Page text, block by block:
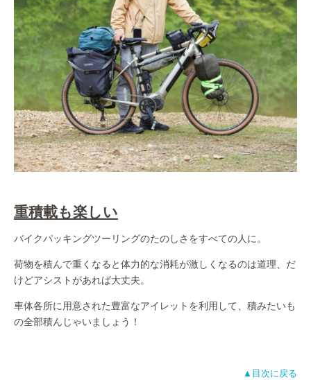
重積載も楽しい
バイクパッキングツーリングのたのしさをすべての人に。
荷物を積んで重くなると体力的な消耗が激しくなるのは道理、だ
けどアシストがあれば大丈夫。
車体各所に用意された豊富なアイレットを利用して、積みたいも
の全部積んじゃいましょう！
▲目次に戻る